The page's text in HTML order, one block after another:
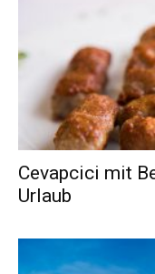
Cevapcici mit
Urlaub